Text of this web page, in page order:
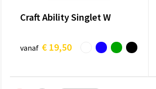
Craft Ability Singlet W
vanaf € 19,50